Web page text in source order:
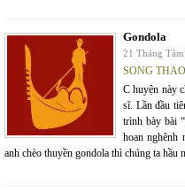
Gondola
21 Tháng Tám
SONG THAO
C huyện này
sĩ. Lần đầu
trình bày bài
hoan nghênh
anh chèo thuyền gondola thì chúng ta hầu